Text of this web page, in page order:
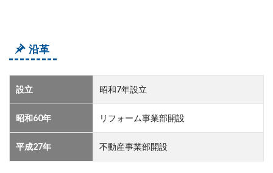
沿革
設立 昭和7年設立
昭和60年 リフォーム事業部開設
平成27年 不動産事業部開設